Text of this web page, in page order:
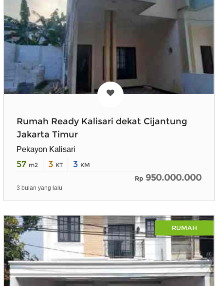
Rumah Ready Kalisari dekat Cijantung
Jakarta Timur
Pekayon Kalisari
57 m2 3 KT 3 KM
Rp 950.000.000
3 bulan yang lalu
RUMAH